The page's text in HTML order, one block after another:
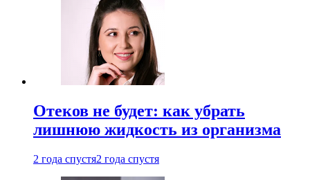
Отеков не будет: как убрать
лишнюю жидкость из организма
2 года спустя2 года спустя